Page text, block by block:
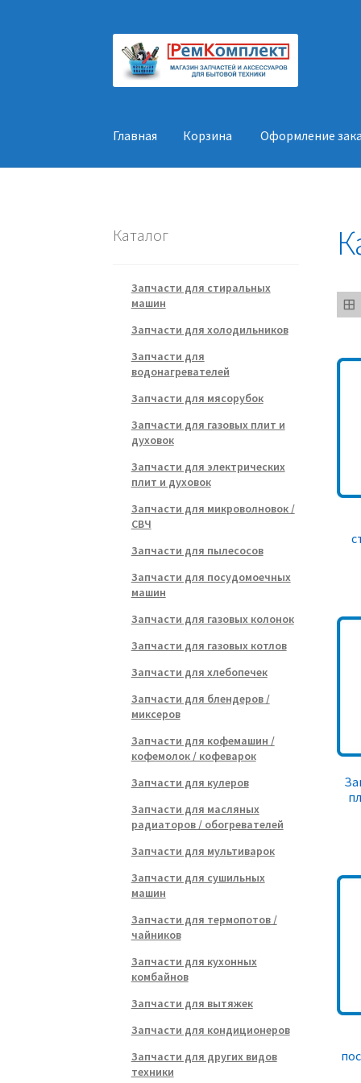
Перейти
навигации
Перейти
содержимому
Главная Корзина Оформление
Каталог
Запчасти для стиральных
машин
Запчасти для холодильников
Запчасти для
водонагревателей
Запчасти для мясорубок
Запчасти для газовых плит и
духовок
Запчасти для электрических
плит и духовок
Запчасти для микроволновок /
СВЧ
Запчасти для пылесосов
Запчасти для посудомоечных
машин
Запчасти для газовых колонок
Запчасти для газовых котлов
Запчасти для хлебопечек
Запчасти для блендеров /
миксеров
Запчасти для кофемашин /
кофемолок / кофеварок
Запчасти для кулеров
Запчасти для масляных
радиаторов / обогревателей
Запчасти для мультиварок
Запчасти для сушильных
машин
Запчасти для термопотов /
чайников
Запчасти для кухонных
комбайнов
Запчасти для вытяжек
Запчасти для кондиционеров
Запчасти для других видов
техники